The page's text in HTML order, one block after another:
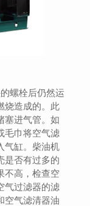
螺栓后仍然运
烧造成的。此
塞进气管。如
毛巾将空气滤
气缸。柴油机
是否有过多的
不高，检查空
气过滤器的滤
空气滤清器油